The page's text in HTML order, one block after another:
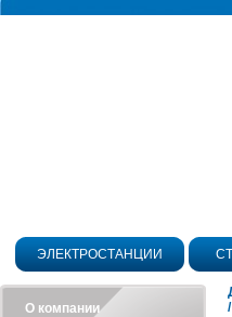
ЭЛЕКТРОСТАНЦИИ
О компании